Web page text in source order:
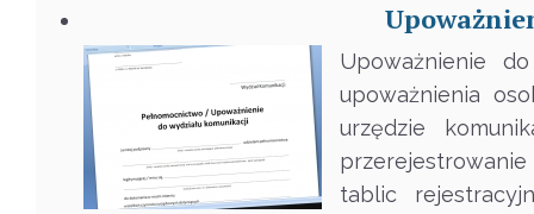
Upoważnienie
upoważnienia
urzędzie
przerejestrowanie
tablic